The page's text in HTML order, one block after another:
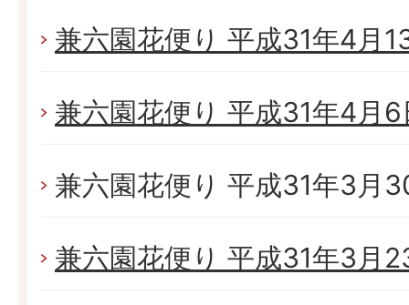
兼六園花便り 平成31年4月
兼六園花便り 平成31年4月
兼六園花便り 平成31年3月
兼六園花便り 平成31年3月